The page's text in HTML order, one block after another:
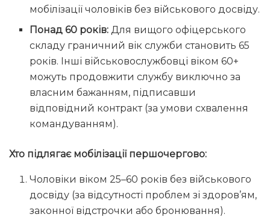
мобілізації чоловіків без військового досвіду.
Понад 60 років: Для вищого офіцерського
складу граничний вік служби становить 65
років. Інші військовослужбовці віком 60+
можуть продовжити службу виключно за
власним бажанням, підписавши
відповідний контракт (за умови схвалення
командуванням).
Хто підлягає мобілізації першочергово:
Чоловіки віком 25–60 років без військового
досвіду (за відсутності проблем зі здоров’ям,
законної відстрочки або бронювання).